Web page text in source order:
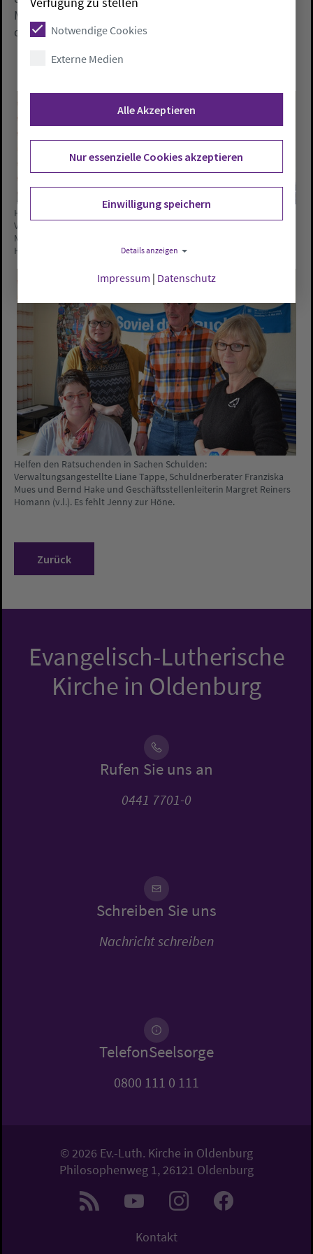
Marienstraße in Vechta an, im Dammer Rathaus jeden
dritten Mittwoch im Monat von 10  12 Uhr.
Helfen den Ratsuchenden in Sachen Schulden:
Verwaltungsangestellte Liane Tappe, Schuldnerberater Franziska
Mues und Bernd Hake und Geschäftsstellenleiterin Margret Reiners 
Homann (v.l.). Es fehlt Jenny zur Höne.
Helfen den Ratsuchenden in Sachen Schulden:
Verwaltungsangestellte Liane Tappe, Schuldnerberater Franziska
Mues und Bernd Hake und Geschäftsstellenleiterin Margret Reiners 
Homann (v.l.). Es fehlt Jenny zur Höne.
Zurück
Evangelisch-Lutherische
Kirche in Oldenburg
Rufen Sie uns an
0441 7701-0
Schreiben Sie uns
Nachricht schreiben
TelefonSeelsorge
0800 111 0 111
© 2026 Ev.-Luth. Kirche in Oldenburg
Philosophenweg 1, 26121 Oldenburg
Kontakt
Notwendige Cookies
Externe Medien
Alle Akzeptieren
Nur essenzielle Cookies akzeptieren
Einwilligung speichern
Details anzeigen
Impressum | Datenschutz